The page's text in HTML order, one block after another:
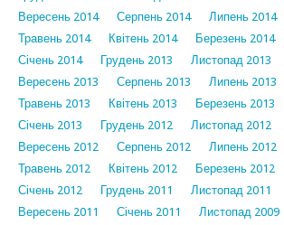
Вересень 2014
Серпень 2014 Липень 2014
Травень 2014
Квітень 2014 Березень 2014
Січень 2014
Грудень 2013 Листопад 2013
Вересень 2013
Серпень 2013 Липень 2013
Травень 2013
Квітень 2013 Березень 2013
Січень 2013
Грудень 2012 Листопад 2012
Вересень 2012
Серпень 2012 Липень 2012
Травень 2012
Квітень 2012 Березень 2012
Січень 2012
Грудень 2011 Листопад 2011
Вересень 2011
Січень 2011
Листопад 2009